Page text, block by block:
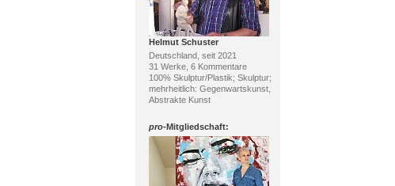
Helmut Schuster
Deutschland, seit 2021
31 Werke, 6 Kommentare
100% Skulptur/Plastik; Skulptur;
mehrheitlich: Gegenwartskunst,
Abstrakte Kunst
pro-Mitgliedschaft: